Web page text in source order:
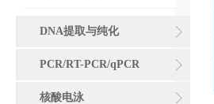
DNA提取与纯化
PCR/RT-PCR/qPCR
核酸电泳